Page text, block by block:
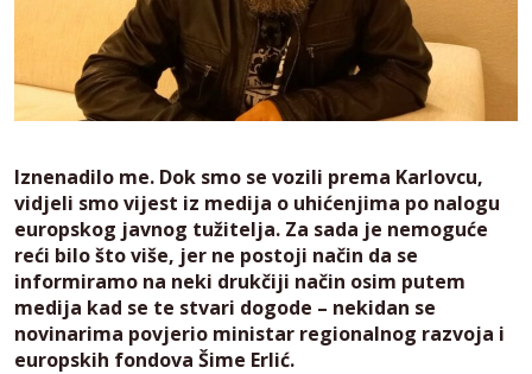
Iznenadilo me. Dok smo se vozili prema Karlovcu,
vidjeli smo vijest iz medija o uhićenjima po nalogu
europskog javnog tužitelja. Za sada je nemoguće
reći bilo što više, jer ne postoji način da se
informiramo na neki drukčiji način osim putem
medija kad se te stvari dogode – nekidan se
novinarima povjerio ministar regionalnog razvoja i
europskih fondova Šime Erlić.